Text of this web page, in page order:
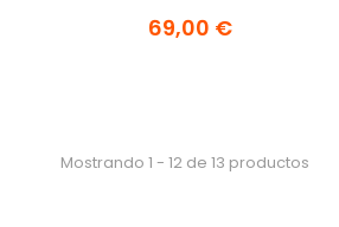
69,00 €
Mostrando 1 - 12 de 13 productos